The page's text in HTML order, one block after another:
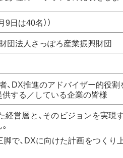
日は40名））
団法人さっぽろ産業振興財団
、DX推進のアドバイザー的役割
供する／している企業の皆様
営層と、そのビジョンを実現
で、DXに向けた計画をつくり